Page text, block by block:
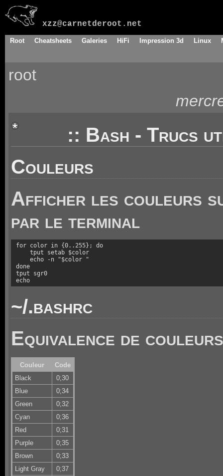
xzz@carnetderoot.net
Root Cheatsheets Galeries HiFi Impression 3d Linux
root
:: Bash - Trucs
Couleurs
Afficher les couleurs
par le terminal
for color in {0..255}; do
    tput setab $color
    echo -n "$color "
done
tput sgr0
echo
~/.bashrc
Equivalence de couleurs
Couleur
Code
Black
0;30
Blue
0;34
Green
0;32
Cyan
0;36
Red
0;31
Purple
0;35
Brown
0;33
Light Gray
0;37